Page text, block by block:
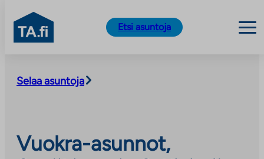
sisältöön
TA.fi
Etsi asuntoja
Selaa asuntoja
Vuokra-asunnot,